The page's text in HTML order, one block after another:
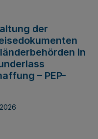
der
in
– PEP-